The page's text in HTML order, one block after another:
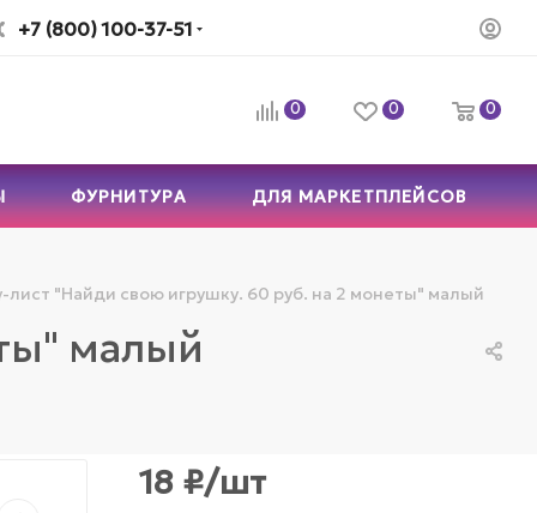
+7 (800) 100-37-51
0 0 0
ФУРНИТУРА ДЛЯ МАРКЕТПЛЕЙСОВ
лист "Найди свою игрушку. 60 руб. на 2 монеты" малый
малый
18 ₽/шт